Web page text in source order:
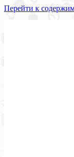
Перейти к